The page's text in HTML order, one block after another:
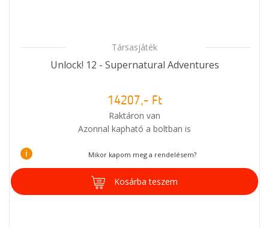
Társasjáték
Unlock! 12 - Supernatural Adventures
14207,- Ft
Raktáron van
Azonnal kapható a boltban is
i Mikor kapom meg a rendelésem?
Kosárba teszem